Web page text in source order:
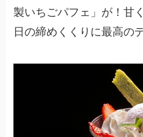
製いちごパフェ」が！甘
日の締めくくりに最高の